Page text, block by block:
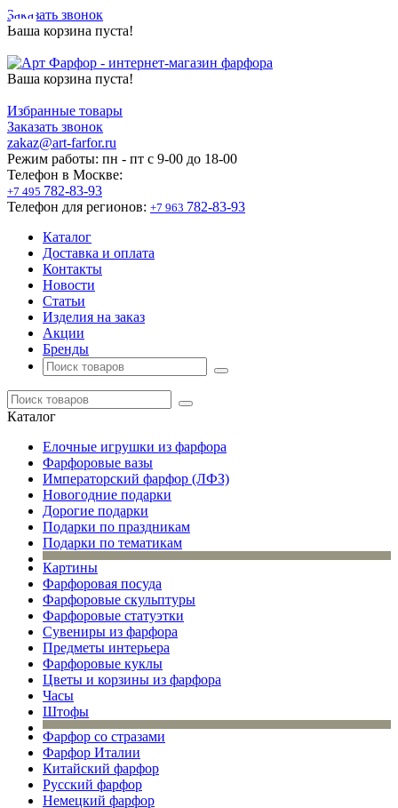
Заказать звонок
Ваша корзина пуста!
Ваша корзина пуста!
Избранные товары
Заказать звонок
zakaz@art-farfor.ru
Режим работы: пн - пт c 9-00 до 18-00
Телефон в Москве:
+7 495 782-83-93
Телефон для регионов: +7 963 782-83-93
Каталог
Доставка и оплата
Контакты
Новости
Статьи
Изделия на заказ
Акции
Бренды
Каталог
Елочные игрушки из фарфора
Фарфоровые вазы
Императорский фарфор (ЛФЗ)
Новогодние подарки
Дорогие подарки
Подарки по праздникам
Подарки по тематикам
Картины
Фарфоровая посуда
Фарфоровые скульптуры
Фарфоровые статуэтки
Сувениры из фарфора
Предметы интерьера
Фарфоровые куклы
Цветы и корзины из фарфора
Часы
Штофы
Фарфор со стразами
Фарфор Италии
Китайский фарфор
Русский фарфор
Немецкий фарфор